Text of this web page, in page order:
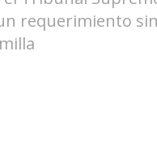
requerimiento